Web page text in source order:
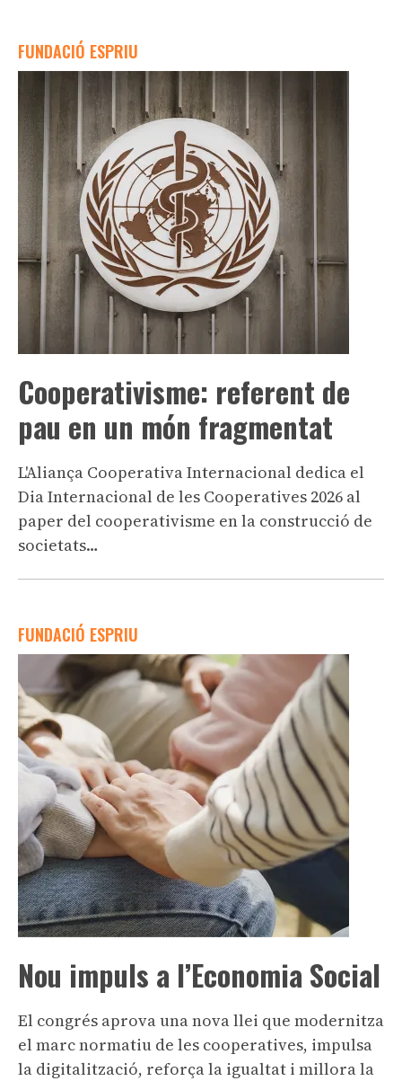
FUNDACIÓ ESPRIU
Cooperativisme: referent de
pau en un món fragmentat
L'Aliança Cooperativa Internacional dedica el
Dia Internacional de les Cooperatives 2026 al
paper del cooperativisme en la construcció de
societats…
FUNDACIÓ ESPRIU
Nou impuls a l’Economia Social
El congrés aprova una nova llei que modernitza
el marc normatiu de les cooperatives, impulsa
la digitalització, reforça la igualtat i millora la